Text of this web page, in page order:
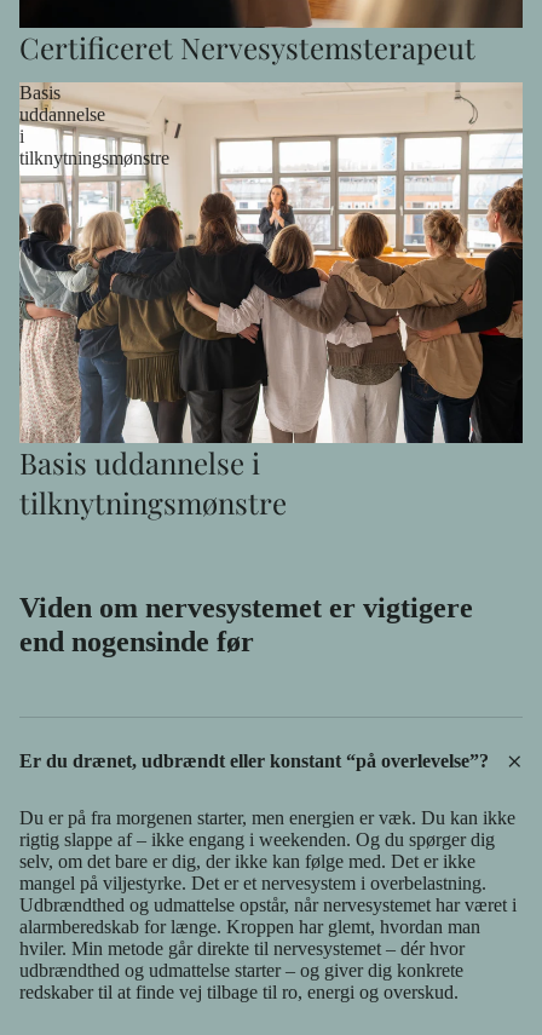
Certificeret Nervesystemsterapeut
Basis
uddannelse
i
tilknytningsmønstre
Basis uddannelse i
tilknytningsmønstre
Viden om nervesystemet er vigtigere
end nogensinde før
Er du drænet, udbrændt eller konstant “på overlevelse”? +
Du er på fra morgenen starter, men energien er væk. Du kan ikke
rigtig slappe af – ikke engang i weekenden. Og du spørger dig
selv, om det bare er dig, der ikke kan følge med. Det er ikke
mangel på viljestyrke. Det er et nervesystem i overbelastning.
Udbrændthed og udmattelse opstår, når nervesystemet har været i
alarmberedskab for længe. Kroppen har glemt, hvordan man
hviler. Min metode går direkte til nervesystemet – dér hvor
udbrændthed og udmattelse starter – og giver dig konkrete
redskaber til at finde vej tilbage til ro, energi og overskud.